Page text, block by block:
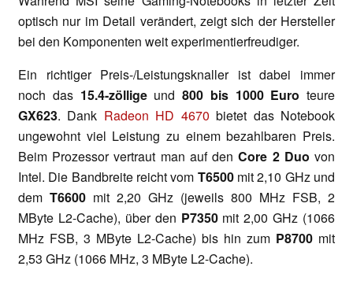
optisch nur im Detail verändert, zeigt sich der Hersteller
bei den Komponenten weit experimentierfreudiger.
Ein richtiger Preis-/Leistungsknaller ist dabei immer
noch das 15.4-zölligeund 800 bis 1000 Euro teure
GX623. Dank Radeon HD 4670 bietet das Notebook
ungewohnt viel Leistung zu einem bezahlbaren Preis.
Beim Prozessor vertraut man auf denCore 2 Duo von
Intel. Die Bandbreite reicht vom T6500mit 2,10 GHz und
dem T6600 mit 2,20 GHz (jeweils 800 MHz FSB, 2
MByte L2-Cache), über den P7350mit 2,00 GHz (1066
MHz FSB, 3 MByte L2-Cache) bis hin zum P8700 mit
2,53 GHz (1066 MHz, 3 MByte L2-Cache).